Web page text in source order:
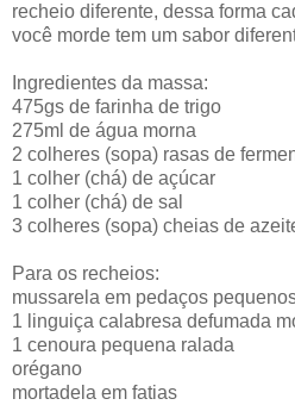
recheio diferente, dessa forma
você morde tem um sabor
Ingredientes da massa:
475gs de farinha de trigo
275ml de água morna
2 colheres (sopa) rasas de
1 colher (chá) de açúcar
1 colher (chá) de sal
3 colheres (sopa) cheias de
Para os recheios:
mussarela em pedaços
1 linguiça calabresa defumada
1 cenoura pequena ralada
orégano
mortadela em fatias